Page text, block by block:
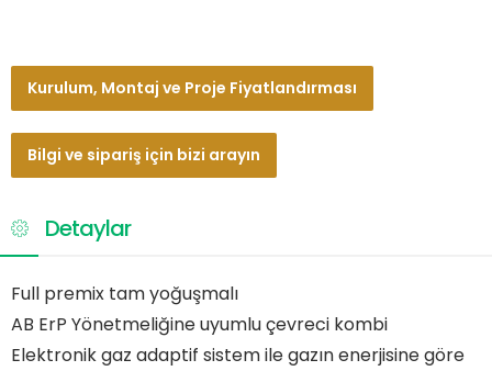
Kurulum, Montaj ve Proje Fiyatlandırması
Bilgi ve sipariş için bizi arayın
Detaylar
Full premix tam yoğuşmalı
AB ErP Yönetmeliğine uyumlu çevreci kombi
Elektronik gaz adaptif sistem ile gazın enerjisine göre